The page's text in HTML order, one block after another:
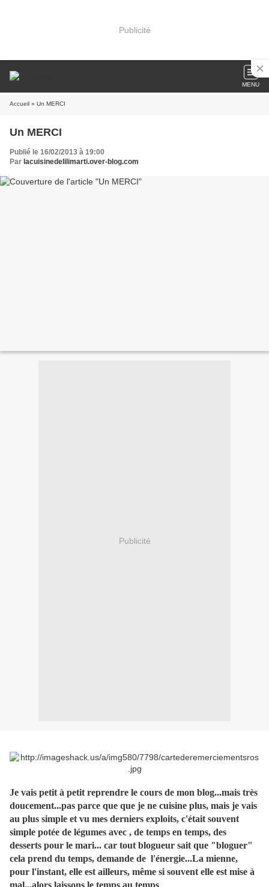
Publicité
MENU
Accueil » Un MERCI
Un MERCI
Publié le 16/02/2013 à 19:00
Par lacuisinedelilimarti.over-blog.com
Publicité
Je vais petit à petit reprendre le cours de mon blog...mais très
doucement...pas parce que que je ne cuisine plus, mais je vais
au plus simple et vu mes derniers exploits, c'était souvent
simple potée de légumes avec , de temps en temps, des
desserts pour le mari... car tout blogueur sait que "bloguer"
cela prend du temps, demande de l'énergie...La mienne,
pour l'instant, elle est ailleurs, même si souvent elle est mise à